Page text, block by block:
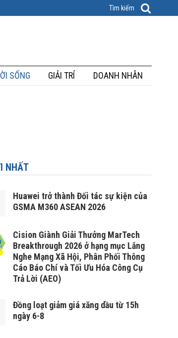
SỐNG GIẢI TRÍ DOANH NHÂN
NHẤT
Huawei trở thành Đối tác sự kiện của
GSMA M360 ASEAN 2026
Cision Giành Giải Thưởng MarTech
Breakthrough 2026 ở hạng mục Lắng
Nghe Mạng Xã Hội, Phân Phối Thông
Cáo Báo Chí và Tối Ưu Hóa Công Cụ
Trả Lời (AEO)
Đồng loạt giảm giá xăng dầu từ 15h
ngày 6-8